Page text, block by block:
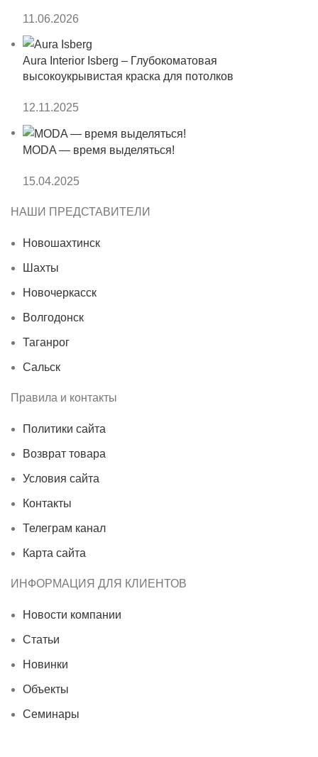
11.06.2026
Aura Interior Isberg – Глубокоматовая
высокоукрывистая краска для потолков
12.11.2025
MODA — время выделяться!
15.04.2025
НАШИ ПРЕДСТАВИТЕЛИ
Новошахтинск
Шахты
Новочеркасск
Волгодонск
Таганрог
Сальск
Правила и контакты
Политики сайта
Возврат товара
Условия сайта
Контакты
Телеграм канал
Карта сайта
ИНФОРМАЦИЯ ДЛЯ КЛИЕНТОВ
Новости компании
Статьи
Новинки
Объекты
Семинары